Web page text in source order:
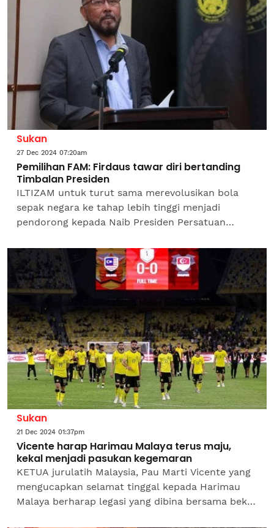
Sukan
27 Dec 2024 07:20am
Pemilihan FAM: Firdaus tawar diri bertanding
Timbalan Presiden
ILTIZAM untuk turut sama merevolusikan bola
sepak negara ke tahap lebih tinggi menjadi
pendorong kepada Naib Presiden Persatuan
Mohamed menawarkan diri...
Sukan
21 Dec 2024 01:37pm
Vicente harap Harimau Malaya terus maju,
kekal menjadi pasukan kegemaran
KETUA jurulatih Malaysia, Pau Marti Vicente yang
mengucapkan selamat tinggal kepada Harimau
Malaya berharap legasi yang dibina bersama bekas